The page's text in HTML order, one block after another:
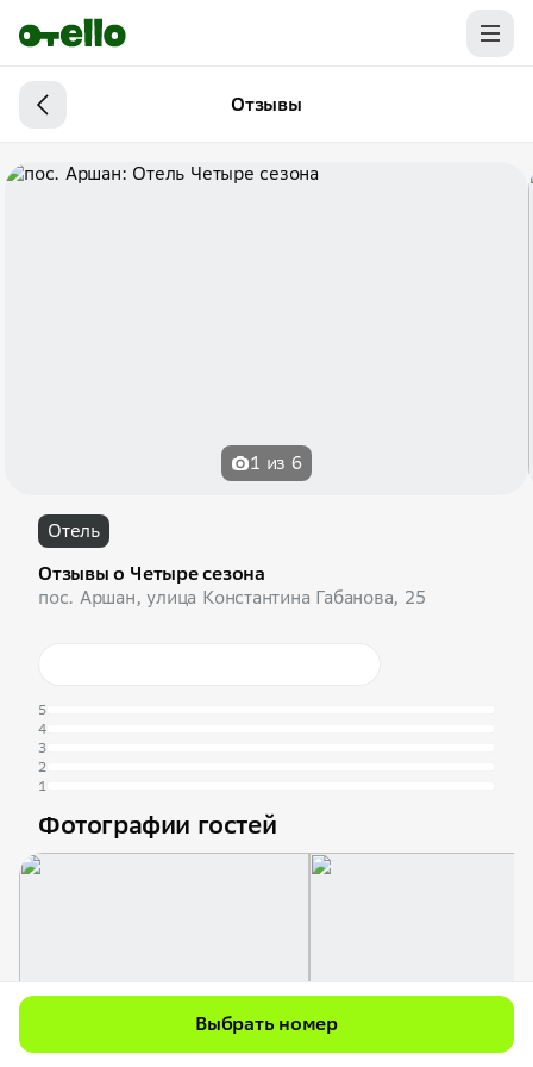
Отзывы
1 из 6
Отель
Отзывы о Четыре сезона
пос. Аршан, улица Константина Габанова, 25
5
4
3
2
1
Фотографии гостей
Выбрать номер